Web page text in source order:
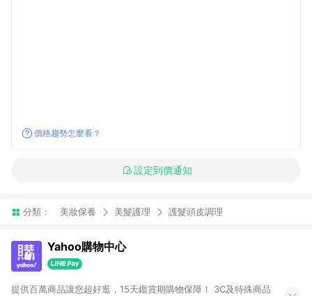
價格趨勢怎麼看？
設定到價通知
分類： 美妝保養 美髮護理 護髮頭皮調理
Yahoo購物中心
提供百萬商品讓您超好逛，15天鑑賞期購物保障！ 3C及特殊商品